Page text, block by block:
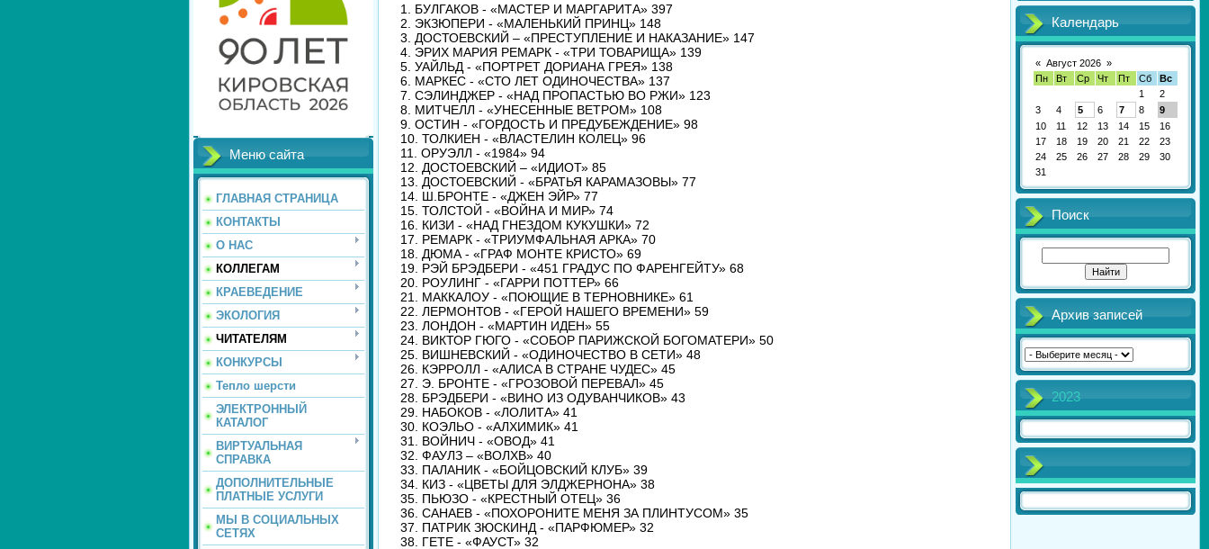
Меню сайта
ГЛАВНАЯ СТРАНИЦА
КОНТАКТЫ
О НАС
КОЛЛЕГАМ
КРАЕВЕДЕНИЕ
ЭКОЛОГИЯ
ЧИТАТЕЛЯМ
КОНКУРСЫ
Тепло шерсти
ЭЛЕКТРОННЫЙ
КАТАЛОГ
ВИРТУАЛЬНАЯ
СПРАВКА
ДОПОЛНИТЕЛЬНЫЕ
ПЛАТНЫЕ УСЛУГИ
МЫ В СОЦИАЛЬНЫХ
СЕТЯХ
1. БУЛГАКОВ - «МАСТЕР И МАРГАРИТА» 397
2. ЭКЗЮПЕРИ - «МАЛЕНЬКИЙ ПРИНЦ» 148
3. ДОСТОЕВСКИЙ – «ПРЕСТУПЛЕНИЕ И НАКАЗАНИЕ» 147
4. ЭРИХ МАРИЯ РЕМАРК - «ТРИ ТОВАРИЩА» 139
5. УАЙЛЬД - «ПОРТРЕТ ДОРИАНА ГРЕЯ» 138
6. МАРКЕС - «СТО ЛЕТ ОДИНОЧЕСТВА» 137
7. СЭЛИНДЖЕР - «НАД ПРОПАСТЬЮ ВО РЖИ» 123
8. МИТЧЕЛЛ - «УНЕСЕННЫЕ ВЕТРОМ» 108
9. ОСТИН - «ГОРДОСТЬ И ПРЕДУБЕЖДЕНИЕ» 98
10. ТОЛКИЕН - «ВЛАСТЕЛИН КОЛЕЦ» 96
11. ОРУЭЛЛ - «1984» 94
12. ДОСТОЕВСКИЙ – «ИДИОТ» 85
13. ДОСТОЕВСКИЙ - «БРАТЬЯ КАРАМАЗОВЫ» 77
14. Ш.БРОНТЕ - «ДЖЕН ЭЙР» 77
15. ТОЛСТОЙ - «ВОЙНА И МИР» 74
16. КИЗИ - «НАД ГНЕЗДОМ КУКУШКИ» 72
17. РЕМАРК - «ТРИУМФАЛЬНАЯ АРКА» 70
18. ДЮМА - «ГРАФ МОНТЕ КРИСТО» 69
19. РЭЙ БРЭДБЕРИ - «451 ГРАДУС ПО ФАРЕНГЕЙТУ» 68
20. РОУЛИНГ - «ГАРРИ ПОТТЕР» 66
21. МАККАЛОУ - «ПОЮЩИЕ В ТЕРНОВНИКЕ» 61
22. ЛЕРМОНТОВ - «ГЕРОЙ НАШЕГО ВРЕМЕНИ» 59
23. ЛОНДОН - «МАРТИН ИДЕН» 55
24. ВИКТОР ГЮГО - «СОБОР ПАРИЖСКОЙ БОГОМАТЕРИ» 50
25. ВИШНЕВСКИЙ - «ОДИНОЧЕСТВО В СЕТИ» 48
26. КЭРРОЛЛ - «АЛИСА В СТРАНЕ ЧУДЕС» 45
27. Э. БРОНТЕ - «ГРОЗОВОЙ ПЕРЕВАЛ» 45
28. БРЭДБЕРИ - «ВИНО ИЗ ОДУВАНЧИКОВ» 43
29. НАБОКОВ - «ЛОЛИТА» 41
30. КОЭЛЬО - «АЛХИМИК» 41
31. ВОЙНИЧ - «ОВОД» 41
32. ФАУЛЗ – «ВОЛХВ» 40
33. ПАЛАНИК - «БОЙЦОВСКИЙ КЛУБ» 39
34. КИЗ - «ЦВЕТЫ ДЛЯ ЭЛДЖЕРНОНА» 38
35. ПЬЮЗО - «КРЕСТНЫЙ ОТЕЦ» 36
36. САНАЕВ - «ПОХОРОНИТЕ МЕНЯ ЗА ПЛИНТУСОМ» 35
37. ПАТРИК ЗЮСКИНД - «ПАРФЮМЕР» 32
38. ГЕТЕ - «ФАУСТ» 32
Календарь
« Август 2026 »
Пн
Вт Ср Чт Пт Сб
Вс
1
2
3
4 5 6 7 8
9
10
11 12 13 14 15
16
17
18 19 20 21 22
23
24
25 26 27 28 29
30
31
Поиск
Архив записей
2023